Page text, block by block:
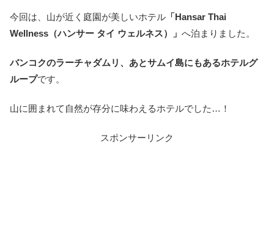
今回は、山が近く庭園が美しいホテル 「Hansar Thai
Wellness （ハンサー タイ ウェルネス）」 へ泊まりました。
バンコクのラーチャダムリ、あとサムイ島にもあるホテルグ
ループです。
山に囲まれて自然が存分に味わえるホテルでした…！
スポンサーリンク